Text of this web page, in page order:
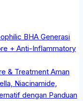
BHA Generasi
+ Anti-Inflammatory
& Treatment Aman
Niacinamide,
dengan Panduan